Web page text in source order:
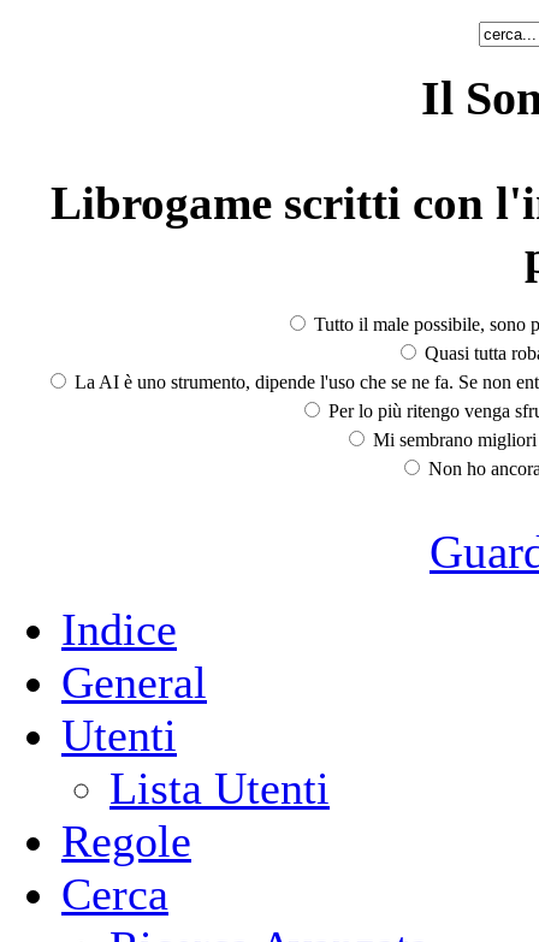
Il
Librogame scritti con
Tutto il male possibile, sono
Quasi tutta
La AI è uno strumento, dipende l'uso che se ne fa. Se non
Per lo più ritengo venga
Mi sembrano
Non ho
Indice
General
Utenti
Lista Utenti
Regole
Cerca